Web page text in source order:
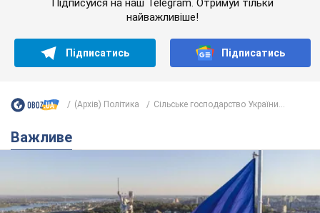
Підписуйся на наш Telegram. Отримуй тільки
найважливіше!
Підписатись Підписатись
(Архів) Політика Сільське господарство України...
Важливе